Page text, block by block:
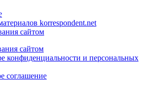
korrespondent.net
сайтом
сайтом
конфиденциальности и персональных
соглашение